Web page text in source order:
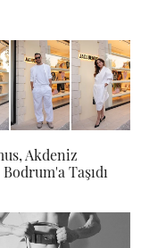
Akdeniz
Taşıdı